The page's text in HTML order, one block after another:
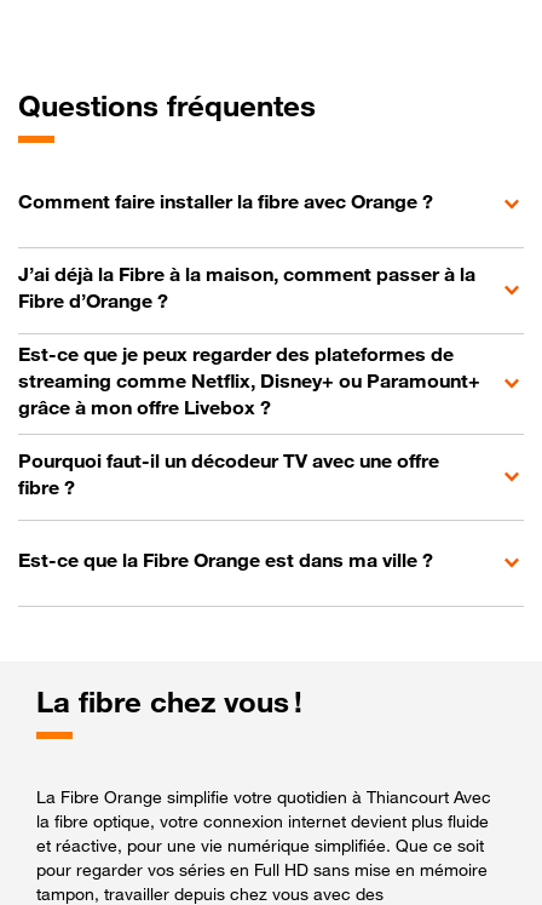
Questions fréquentes
Comment faire installer la fibre avec Orange ?
J’ai déjà la Fibre à la maison, comment passer à la
Fibre d’Orange ?
Est-ce que je peux regarder des plateformes de
streaming comme Netflix, Disney+ ou Paramount+
grâce à mon offre Livebox ?
Pourquoi faut-il un décodeur TV avec une offre
fibre ?
Est-ce que la Fibre Orange est dans ma ville ?
La fibre chez vous !
La Fibre Orange simplifie votre quotidien à Thiancourt Avec
la fibre optique, votre connexion internet devient plus fluide
et réactive, pour une vie numérique simplifiée. Que ce soit
pour regarder vos séries en Full HD sans mise en mémoire
tampon, travailler depuis chez vous avec des